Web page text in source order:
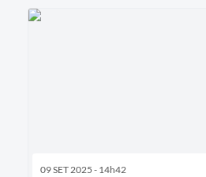
09 SET 2025 - 14h42